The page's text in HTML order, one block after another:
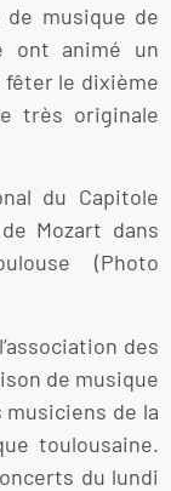
musique de
ont animé un
le dixième
très originale
du Capitole
Mozart dans
(Photo
des
de musique
de la
toulousaine.
du lundi